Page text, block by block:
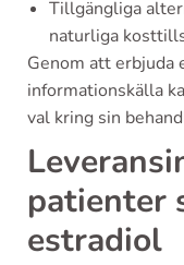
Tillgängliga
naturliga
Genom att erbjuda
informationskälla
val kring sin
patienter
estradiol